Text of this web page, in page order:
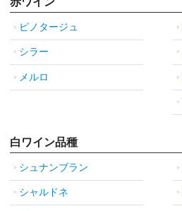
ピノタージュ
シラー
メルロ
白ワイン品種
シュナンブラン
シャルドネ